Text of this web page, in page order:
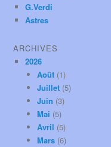
G.Verdi
Astres
ARCHIVES
2026
Août (1)
Juillet (5)
Juin (3)
Mai (5)
Avril (5)
Mars (6)